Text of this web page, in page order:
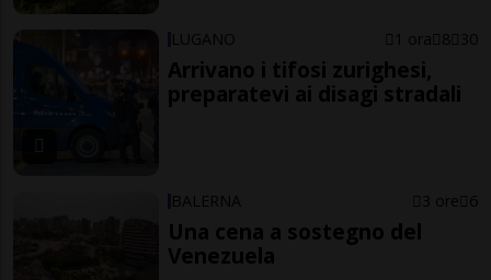
LUGANO 1 ora 8 30
Arrivano i tifosi zurighesi,
preparatevi ai disagi stradali
BALERNA 3 ore 6
Una cena a sostegno del
Venezuela